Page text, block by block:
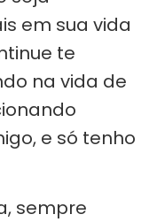
em sua vida
te
na vida de
e só tenho
sempre